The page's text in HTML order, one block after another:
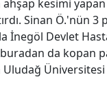
ahşap kesimi
Sinan Ö.'nün 3
İnegöl Devlet
buradan da kopan